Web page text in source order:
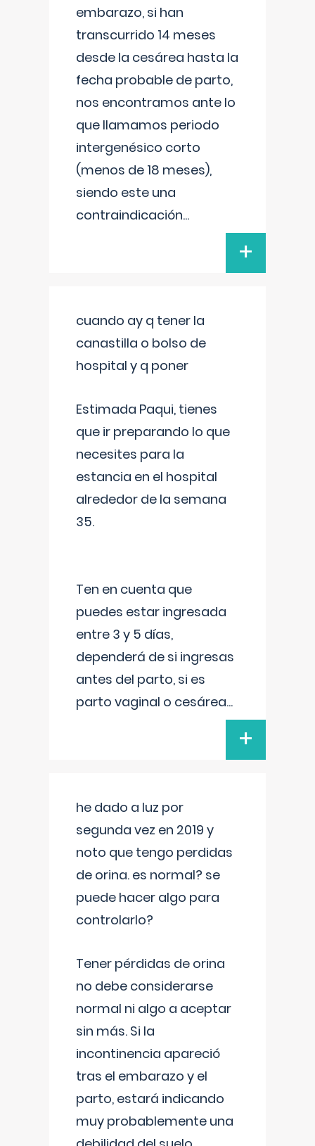
embarazo, si han
transcurrido 14 meses
desde la cesárea hasta la
fecha probable de parto,
nos encontramos ante lo
que llamamos periodo
intergenésico corto
(menos de 18 meses),
siendo este una
contraindicación...
+
cuando ay q tener la
canastilla o bolso de
hospital y q poner
Estimada Paqui, tienes
que ir preparando lo que
necesites para la
estancia en el hospital
alrededor de la semana
35.
Ten en cuenta que
puedes estar ingresada
entre 3 y 5 días,
dependerá de si ingresas
antes del parto, si es
parto vaginal o cesárea...
+
he dado a luz por
segunda vez en 2019 y
noto que tengo perdidas
de orina. es normal? se
puede hacer algo para
controlarlo?
Tener pérdidas de orina
no debe considerarse
normal ni algo a aceptar
sin más. Si la
incontinencia apareció
tras el embarazo y el
parto, estará indicando
muy probablemente una